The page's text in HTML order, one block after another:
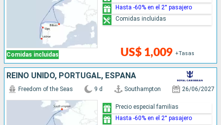
Comidas incluidas US$ 1,009 +Tasas
Hasta -60% en el 2° pasajero
Comidas incluidas
REINO UNIDO, PORTUGAL, ESPAÑA
Freedom of the Seas 9 d Southampton 26/06/2027
Precio especial familias
Hasta -60% en el 2° pasajero